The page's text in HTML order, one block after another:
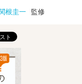
根圭一 監修